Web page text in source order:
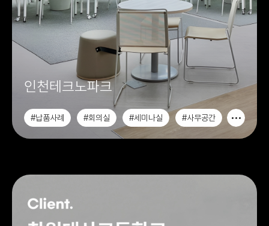
인천테크노파크
#납품사례 #회의실 #세미나실 #사무공간